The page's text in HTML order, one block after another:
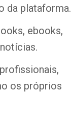
da plataforma.
ebooks,
os próprios